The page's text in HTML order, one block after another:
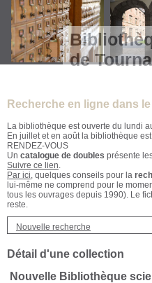
de
Recherche en ligne dans
La bibliothèque est ouverte du lundi
En juillet et en août la bibliothèque
RENDEZ-VOUS
Un catalogue de doubles présente
Suivre ce lien.
Par ici, quelques conseils pour la
lui-même ne comprend pour le
tous les ouvrages depuis 1990). Le
reste.
Nouvelle recherche
Détail d'une collection
Nouvelle Bibliothèque